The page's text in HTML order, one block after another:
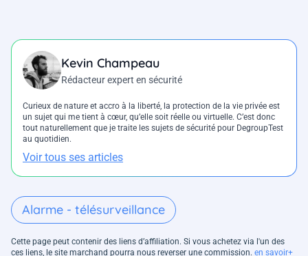
Kevin Champeau
Rédacteur expert en sécurité
Curieux de nature et accro à la liberté, la protection de la vie privée est
un sujet qui me tient à cœur, qu’elle soit réelle ou virtuelle. C’est donc
tout naturellement que je traite les sujets de sécurité pour DegroupTest
au quotidien.
Voir tous ses articles
Alarme - télésurveillance
Cette page peut contenir des liens d’affiliation. Si vous achetez via l'un des
ces liens, le site marchand pourra nous reverser une commission. en savoir+